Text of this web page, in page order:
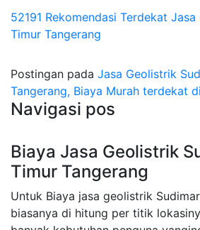
52191 Rekomendasi Terdekat
Timur Tangerang
Postingan pada Jasa Geolistrik
Tangerang, Biaya Murah terdekat
Navigasi pos
Biaya Jasa Geolistrik
Timur Tangerang
Untuk Biaya jasa geolistrik
biasanya di hitung per titik